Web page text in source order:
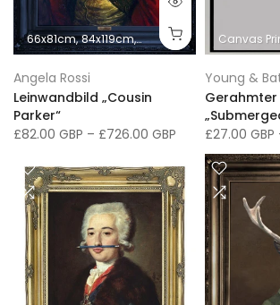
66x81cm 84x119cm 102x152cm 66x76cm
Angela Rossi
Leinwandbild „Cousin
Parker“
£82.00 GBP – £726.00 GBP
Canvas
Young &
Gerahmter
£27.00 GBP